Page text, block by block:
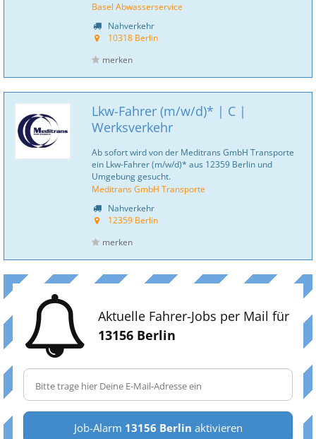
Basel Abwasserservice
Nahverkehr
10318 Berlin
merken
Lkw-Fahrer (m/w/d)* | C |
Werksverkehr
Ab sofort wird von der Meditrans GmbH Transporte
ein Lkw-Fahrer (m/w/d)* aus 12359 Berlin und
Umgebung gesucht.
Meditrans GmbH Transporte
Nahverkehr
12359 Berlin
merken
Aktuelle Fahrer-Jobs per Mail für
13156 Berlin
Job-Alarm 13156 Berlin aktivieren